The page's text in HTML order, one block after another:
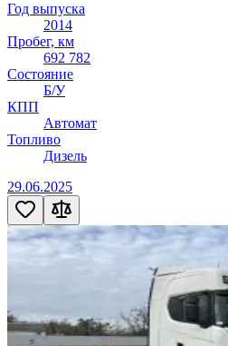
Год выпуска
2014
Пробег, км
692 782
Состояние
Б/У
КПП
Автомат
Топливо
Дизель
29.06.2025